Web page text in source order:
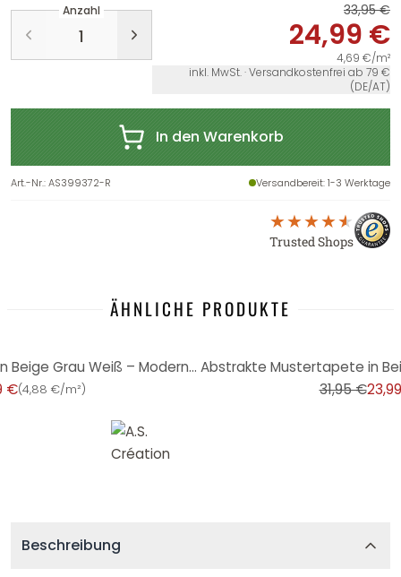
Anzahl 33,95 €
24,99 €
4,69 €/m²
inkl. MwSt. · Versandkostenfrei ab 79 €
(DE/AT)
In den Warenkorb
Art.-Nr.:AS399372-R Versandbereit: 1-3 Werktage
Trusted Shops
ÄHNLICHE PRODUKTE
Geometrische Mustertapete in Beige Grau Weiß – Moderne Vliestapete dezent & stilvoll
€(4,88 €/m²) 31,95 €
Beschreibung